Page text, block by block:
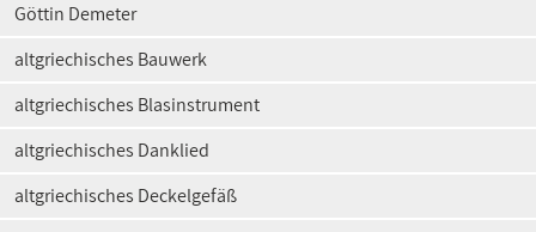
Göttin Demeter
altgriechisches Bauwerk
altgriechisches Blasinstrument
altgriechisches Danklied
altgriechisches Deckelgefäß